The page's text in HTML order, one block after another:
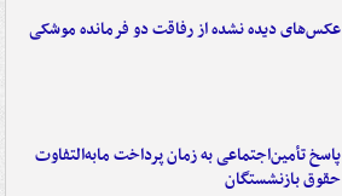
عکس‌های دیده نشده از رفاقت دو فرمانده‌ موشکی
پاسخ تأمین‌اجتماعی به زمان پرداخت مابه‌التفاوت
حقوق بازنشستگان